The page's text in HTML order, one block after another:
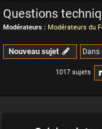
Questions
Modérateurs : Modérateurs du
Nouveau sujet
1017 sujets